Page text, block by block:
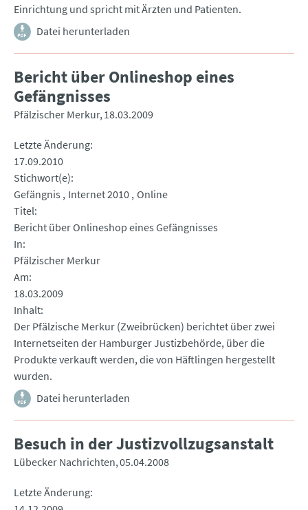
Einrichtung und spricht mit Ärzten und Patienten.
Datei herunterladen
Bericht über Onlineshop eines
Gefängnisses
Pfälzischer Merkur 18.03.2009
Letzte Änderung
17.09.2010
Stichwort(e)
Gefängnis
Internet 2010 Online
Titel
Bericht über Onlineshop eines Gefängnisses
In
Pfälzischer Merkur
Am
18.03.2009
Inhalt
Der Pfälzische Merkur (Zweibrücken) berichtet über zwei
Internetseiten der Hamburger Justizbehörde, über die
Produkte verkauft werden, die von Häftlingen hergestellt
wurden.
Datei herunterladen
Besuch in der Justizvollzugsanstalt
Lübecker Nachrichten 05.04.2008
Letzte Änderung